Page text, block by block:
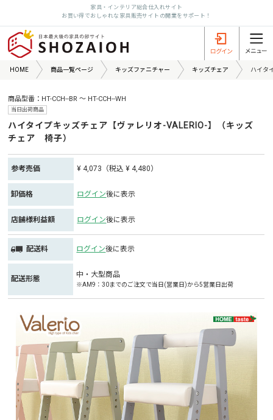
家具・インテリア総合仕入れサイト
お買い得でおしゃれな家具販売サイトの開業をサポート！
HOME 商品一覧ページ キッズファニチャー キッズチェア ハイタ
商品型番：HT-CCH--BR ～ HT-CCH--WH
当日出荷商品
ハイタイプキッズチェア【ヴァレリオ-VALERIO-】（キッズ
チェア 椅子）
参考売価 ¥ 4,073（税込 ¥ 4,480）
卸価格 ログイン後に表示
店舗様利益額 ログイン後に表示
配送料 ログイン後に表示
配送形態 中・大型商品
※AM9：30までのご注文で当日(営業日)から5営業日出荷